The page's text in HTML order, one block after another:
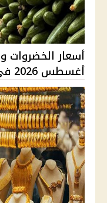
أغسطس 2026 في سوق العبور.. ال...